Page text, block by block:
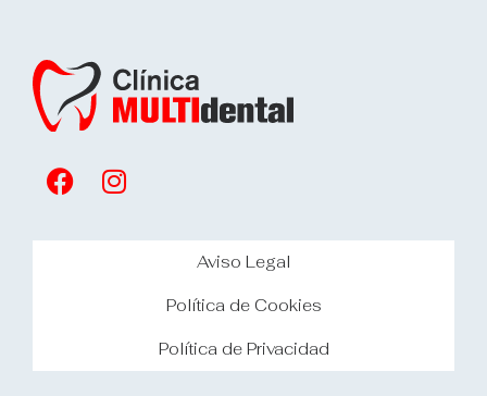
Aviso Legal
Política de Cookies
Política de Privacidad